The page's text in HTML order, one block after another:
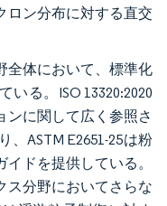
ロン分布に対する直交
全体において、標準化
る。ISO 13320:2020
ンに関して広く参照さ
ASTM E2651-25は粉
ドを提供している。
ス分野においてさらな